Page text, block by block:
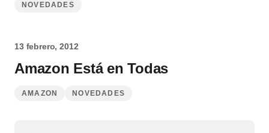
NOVEDADES
13 febrero, 2012
Amazon Está en Todas
AMAZON NOVEDADES